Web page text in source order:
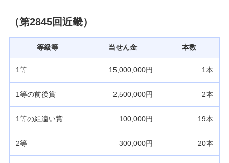
（第2845回近畿）
等級等 当せん金 本数
1等 15,000,000円 1本
1等の前後賞 2,500,000円 2本
1等の組違い賞 100,000円 19本
2等 300,000円 20本